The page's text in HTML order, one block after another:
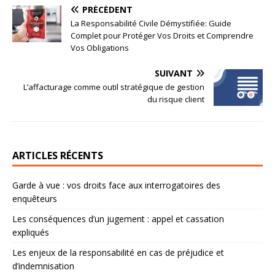
PRÉCÉDENT
La Responsabilité Civile Démystifiée: Guide
Complet pour Protéger Vos Droits et Comprendre
Vos Obligations
SUIVANT
L’affacturage comme outil stratégique de gestion
du risque client
ARTICLES RÉCENTS
Garde à vue : vos droits face aux interrogatoires des
enquêteurs
Les conséquences d’un jugement : appel et cassation
expliqués
Les enjeux de la responsabilité en cas de préjudice et
d’indemnisation